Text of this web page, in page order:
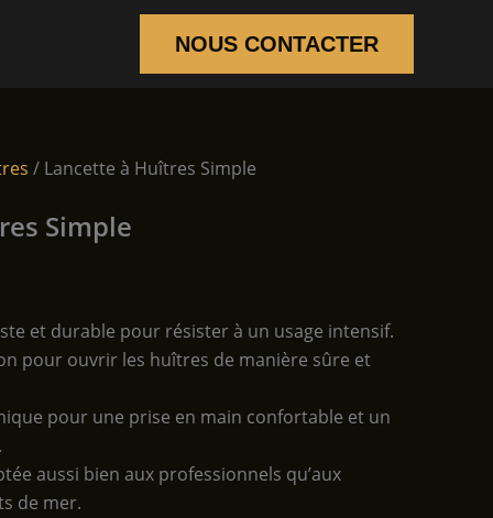
NOUS CONTACTER
/ Lancette à Huîtres Simple
Simple
et durable pour résister à un usage intensif.
pour ouvrir les huîtres de manière sûre et
pour une prise en main confortable et un
aussi bien aux professionnels qu’aux
de mer.